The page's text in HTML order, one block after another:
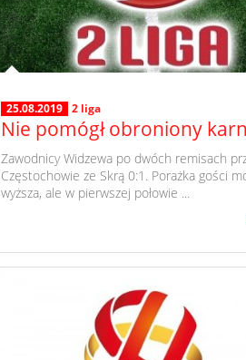
25.08.2019 2 liga
Nie pomógł obroniony
Zawodnicy Widzewa po dwóch remisach
Częstochowie ze Skrą 0:1. Porażka gości
wyższa, ale w pierwszej połowie ...